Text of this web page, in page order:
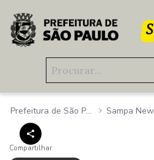
Pular para o Conteúdo principal
Prefeitura de São Paulo Sampa
Compartilhar